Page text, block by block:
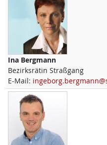
Ina Bergmann
Bezirksrätin Straßgang
E-Mail: